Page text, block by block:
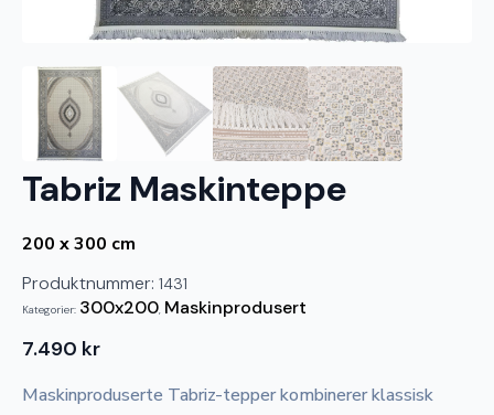
Tabriz Maskinteppe
200 x 300 cm
Produktnummer: 1431
Kategorier: 300x200, Maskinprodusert
7.490 kr
Maskinproduserte Tabriz-tepper kombinerer klassisk